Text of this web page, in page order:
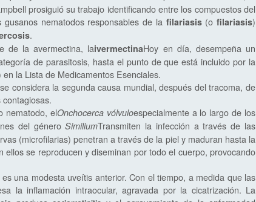
prosiguió su trabajo identificando entre los compuestos del
nematodos responsables de la filariasis (o filariasis)
.
de la avermectina, laivermectinaHoy en día, desempeña un
de parasitosis, hasta el punto de que está incluido por la
la Lista de Medicamentos Esenciales.
considera la segunda causa mundial, después del tracoma, de
nematodo, elOnchocerca vólvuloespecialmente a lo largo de los
del géneroSimiliumTransmiten la infección a través de las
(microfilarias) penetran a través de la piel y maduran hasta la
ellos se reproducen y diseminan por todo el cuerpo, provocando
una modesta uveítis anterior. Con el tiempo, a medida que las
la inflamación intraocular, agravada por la cicatrización. La